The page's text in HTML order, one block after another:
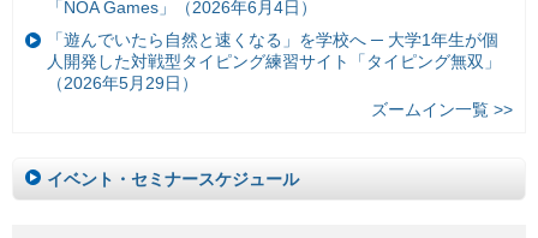
「NOA Games」（2026年6月4日）
「遊んでいたら自然と速くなる」を学校へ ─ 大学1年生が個
人開発した対戦型タイピング練習サイト「タイピング無双」
（2026年5月29日）
ズームイン一覧 >>
イベント・セミナースケジュール